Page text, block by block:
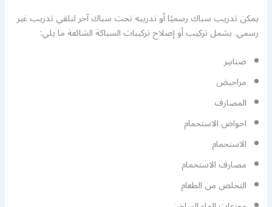
يمكن تدريب سباك رسميًا أو تدريبه تحت سباك آخر لتلقي تدريب غير
رسمي. يشمل تركيب أو إصلاح تركيبات السباكة الشائعة ما يلي:
صنابير
مراحيض
المصارف
احواض الاستحمام
الاستحمام
مصارف الاستحمام
التخلص من الطعام